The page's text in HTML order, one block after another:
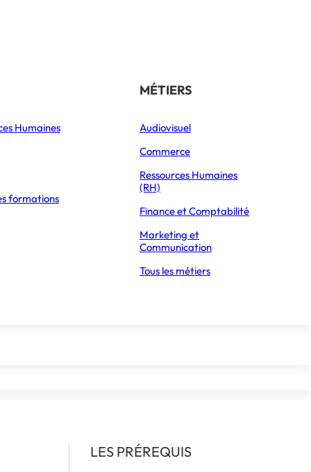
Éducation
THÉMATIQUES
Orientation
Vie étudiante
Formations
Partir à l’étranger
Humaines
formations
MÉTIERS
Audiovisuel
Commerce
Ressources Humaines
(RH)
Finance et Comptabilité
Marketing et
Communication
Tous les métiers
LES PRÉREQUIS